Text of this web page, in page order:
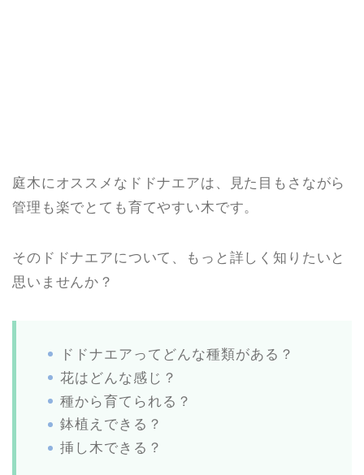
庭木にオススメなドドナエアは、見た目もさながら
管理も楽でとても育てやすい木です。
そのドドナエアについて、もっと詳しく知りたいと
思いませんか？
ドドナエアってどんな種類がある？
花はどんな感じ？
種から育てられる？
鉢植えできる？
挿し木できる？